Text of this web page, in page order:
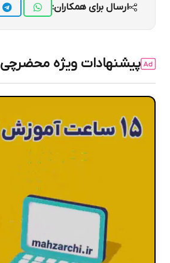
ارسال برای همکاران:
پیشنهادات ویژه محضرچی